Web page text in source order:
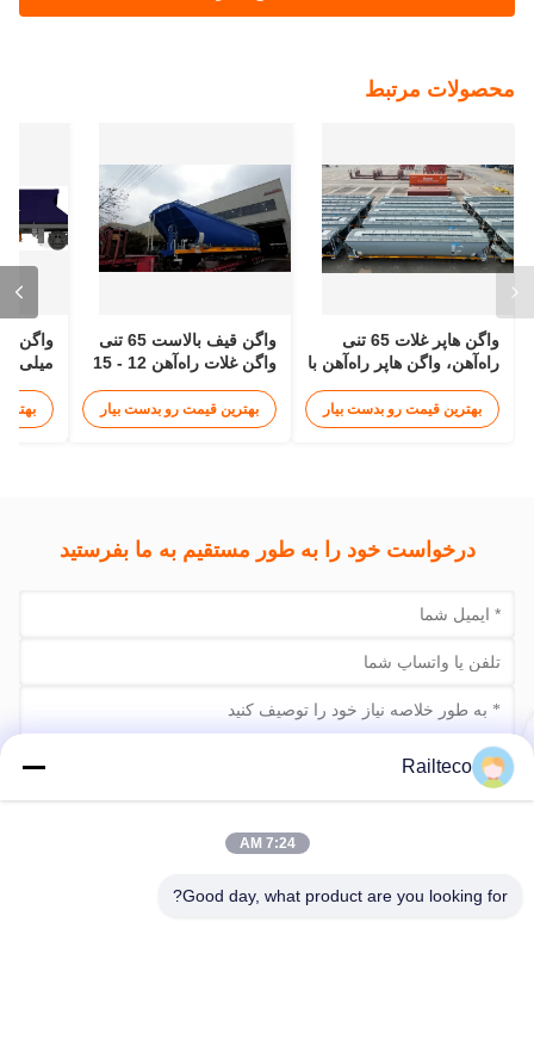
محصولات مرتبط
واگن هاپر غلات 65 تنی
راه‌آهن، واگن هاپر راه‌آهن با
بهترین قیمت رو بدست بیار
واگن قیف بالاست 65 تنی
واگن غلات راه‌آهن 12 - 15
بهترین قیمت رو بدست بیار
درخواست خود را به طور مستقیم به ما بفرستید
حالا ارسال کن
Railteco
7:24 AM
Good day, what product are you looking for?